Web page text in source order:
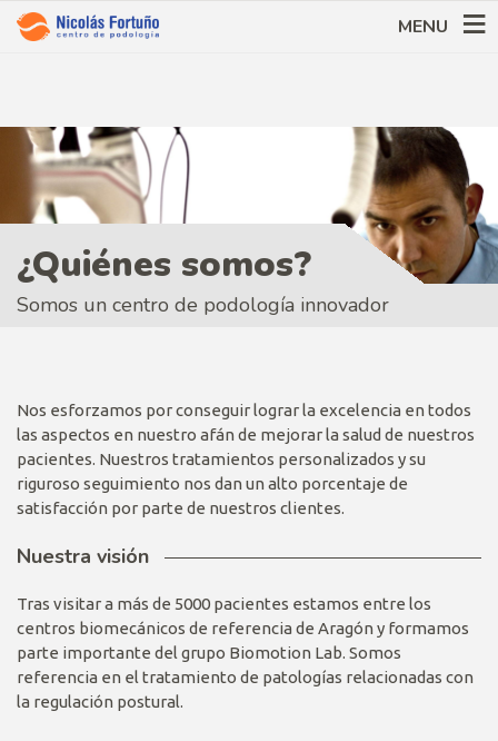
MENU
¿Quiénes somos?
Somos un centro de podología innovador
Nos esforzamos por conseguir lograr la excelencia en todos
las aspectos en nuestro afán de mejorar la salud de nuestros
pacientes. Nuestros tratamientos personalizados y su
riguroso seguimiento nos dan un alto porcentaje de
satisfacción por parte de nuestros clientes.
Nuestra visión
Tras visitar a más de 5000 pacientes estamos entre los
centros biomecánicos de referencia de Aragón y formamos
parte importante del grupo Biomotion Lab. Somos
referencia en el tratamiento de patologías relacionadas con
la regulación postural.